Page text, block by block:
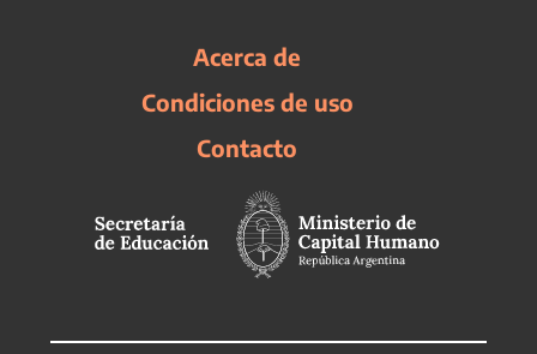
Acerca de
Condiciones de uso
Contacto